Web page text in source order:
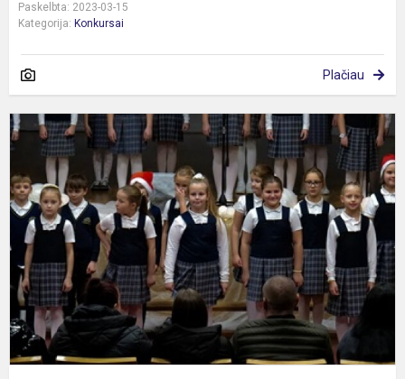
Paskelbta: 2023-03-15
Kategorija: Konkursai
Plačiau